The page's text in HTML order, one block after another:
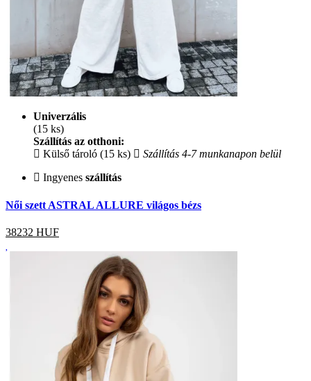
Univerzális
(15 ks)
Szállítás az otthoni:
Külső tároló (15 ks)
Szállítás 4-7 munkanapon belül
Ingyenes szállítás
Női szett ASTRAL ALLURE világos bézs
38232 HUF